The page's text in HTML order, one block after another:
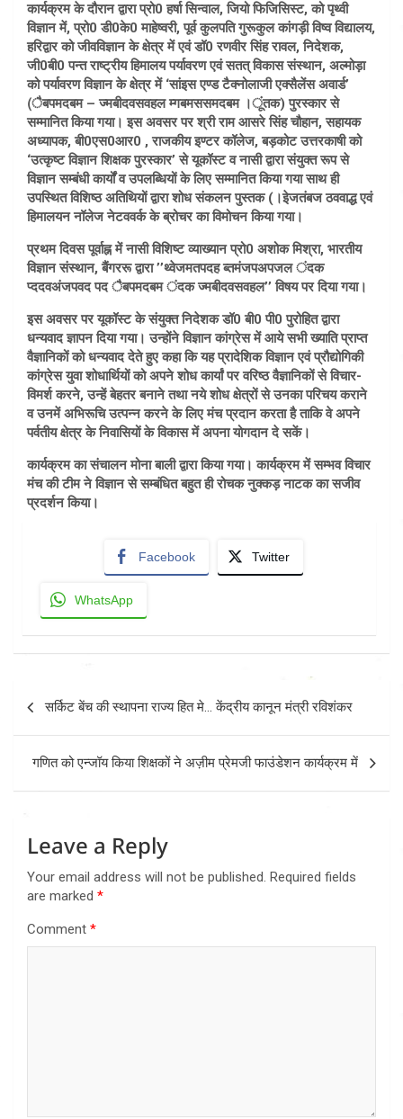
कार्यक्रम के दौरान द्वारा प्रो0 हर्षा सिन्वाल, जियो फिजिसिस्ट, को पृथ्वी
विज्ञान में, प्रो0 डी0के0 माहेष्वरी, पूर्व कुलपति गुरूकुल कांगड़ी विष्व विद्यालय,
हरिद्वार को जीवविज्ञान के क्षेत्र में एवं डॉ0 रणवीर सिंह रावल, निदेशक,
जी0बी0 पन्त राष्ट्रीय हिमालय पर्यावरण एवं सतत् विकास संस्थान, अल्मोड़ा
को पर्यावरण विज्ञान के क्षेत्र में ‘सांइस एण्ड टैक्नोलाजी एक्सैलेंस अवार्ड’
(ैबपमदबम – ज्मबीदवसवहल म्गबमससमदबम ।ूंतक) पुरस्कार से
सम्मानित किया गया। इस अवसर पर श्री राम आसरे सिंह चौहान, सहायक
अध्यापक, बी0एस0आर0 , राजकीय इण्टर कॉलेज, बड़कोट उत्तरकाषी को
‘उत्कृष्ट विज्ञान शिक्षक पुरस्कार’ से यूकॉस्ट व नासी द्वारा संयुक्त रूप से
विज्ञान सम्बंधी कार्यों व उपलब्धियों के लिए सम्मानित किया गया साथ ही
उपस्थित विशिष्ठ अतिथियों द्वारा शोध संकलन पुस्तक (।इेजतंबज ठववाद्ध एवं
हिमालयन नॉलेज नेटववर्क के ब्रोचर का विमोचन किया गया।
प्रथम दिवस पूर्वाह्न में नासी विशिष्ट व्याख्यान प्रो0 अशोक मिश्रा, भारतीय
विज्ञान संस्थान, बैंगररू द्वारा ’’थ्वेजमतपदह ब्तमंजपअपजल ंदक
प्ददवअंजपवद पद ैबपमदबम ंदक ज्मबीदवसवहल’’ विषय पर दिया गया।
इस अवसर पर यूकॉस्ट के संयुक्त निदेशक डॉ0 बी0 पी0 पुरोहित द्वारा
धन्यवाद ज्ञापन दिया गया। उन्होंने विज्ञान कांग्रेस में आये सभी ख्याति प्राप्त
वैज्ञानिकों को धन्यवाद देते हुए कहा कि यह प्रादेशिक विज्ञान एवं प्रौद्योगिकी
कांग्रेस युवा शोधार्थियों को अपने शोध कार्यां पर वरिष्ठ वैज्ञानिकों से विचार-
विमर्श करने, उन्हें बेहतर बनाने तथा नये शोध क्षेत्रों से उनका परिचय कराने
व उनमें अभिरूचि उत्पन्न करने के लिए मंच प्रदान करता है ताकि वे अपने
पर्वतीय क्षेत्र के निवासियों के विकास में अपना योगदान दे सकें।
कार्यक्रम का संचालन मोना बाली द्वारा किया गया। कार्यक्रम में सम्भव विचार
मंच की टीम ने विज्ञान से सम्बंधित बहुत ही रोचक नुक्कड़ नाटक का सजीव
प्रदर्शन किया।
Facebook Twitter
WhatsApp
Post
navigation
सर्किट बेंच की स्थापना राज्य हित मे… केंद्रीय कानून मंत्री रविशंकर
गणित को एन्जॉय किया शिक्षकों ने अज़ीम प्रेमजी फाउंडेशन कार्यक्रम में
Leave a Reply
Your email address will not be published. Required fields
are marked *
Comment *